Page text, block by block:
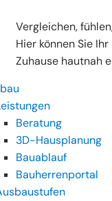
Vergleichen,
Hier können Sie
Zuhause hautnah
Beratung
3D-Hausplanung
Bauablauf
Bauherrenportal